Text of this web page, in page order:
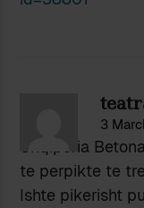
3
Shqiperia
te perpikte te
Ishte pikerisht